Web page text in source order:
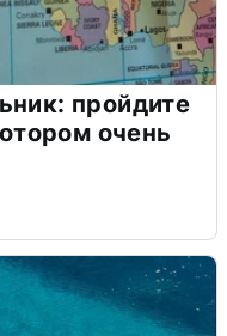
пройдите
очень